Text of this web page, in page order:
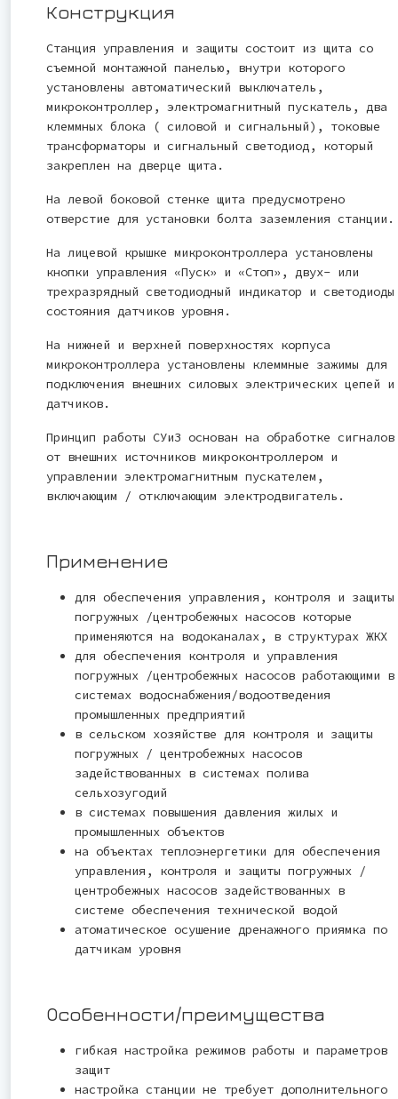
Конструкция
Станция управления и защиты состоит из щита со
съемной монтажной панелью, внутри которого
установлены автоматический выключатель,
микроконтроллер, электромагнитный пускатель, два
клеммных блока ( силовой и сигнальный), токовые
трансформаторы и сигнальный светодиод, который
закреплен на дверце щита.
На левой боковой стенке щита предусмотрено
отверстие для установки болта заземления станции.
На лицевой крышке микроконтроллера установлены
кнопки управления «Пуск» и «Стоп», двух- или
трехразрядный светодиодный индикатор и светодиоды
состояния датчиков уровня.
На нижней и верхней поверхностях корпуса
микроконтроллера установлены клеммные зажимы для
подключения внешних силовых электрических цепей и
датчиков.
Принцип работы СУиЗ основан на обработке сигналов
от внешних источников микроконтроллером и
управлении электромагнитным пускателем,
включающим / отключающим электродвигатель.
Применение
для обеспечения управления, контроля и защиты
погружных /центробежных насосов которые
применяются на водоканалах, в структурах ЖКХ
для обеспечения контроля и управления
погружных /центробежных насосов работающими в
системах водоснабжения/водоотведения
промышленных предприятий
в сельском хозяйстве для контроля и защиты
погружных / центробежных насосов
задействованных в системах полива
сельхозугодий
в системах повышения давления жилых и
промышленных объектов
на объектах теплоэнергетики для обеспечения
управления, контроля и защиты погружных /
центробежных насосов задействованных в
системе обеспечения технической водой
атоматическое осушение дренажного приямка по
датчикам уровня
Особенности/преимущества
гибкая настройка режимов работы и параметров
защит
настройка станции не требует дополнительного